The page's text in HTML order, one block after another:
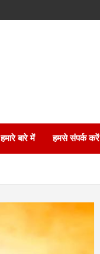
हमारे बारे में हमसे संपर्क करें